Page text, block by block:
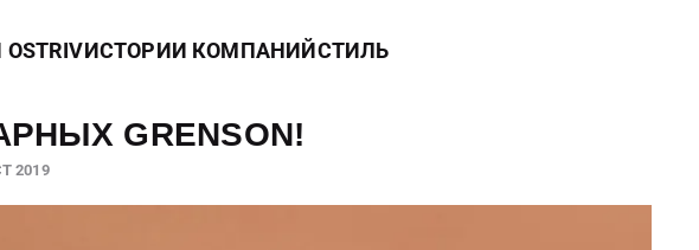
ИСТОРИИ КОМПАНИЙСТИЛЬ
GRENSON!
2019